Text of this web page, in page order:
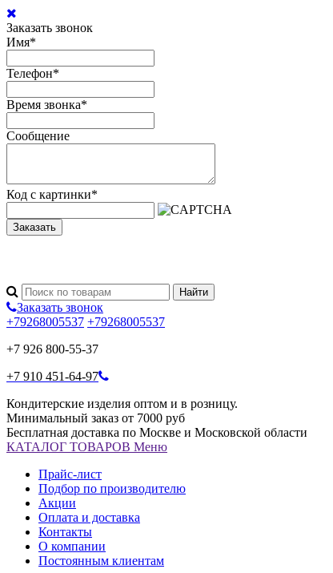
Заказать звонок
Имя*
Телефон*
Время звонка*
Сообщение
Код с картинки*
Заказать
Заказать звонок
+79268005537 +79268005537
+7 926 800-55-37
+7 910 451-64-97
Кондитерские изделия оптом и в розницу.
Минимальный заказ от 7000 руб
Бесплатная доставка по Москве и Московской области
КАТАЛОГ ТОВАРОВ Меню
Прайс-лист
Подбор по производителю
Акции
Оплата и доставка
Контакты
О компании
Постоянным клиентам